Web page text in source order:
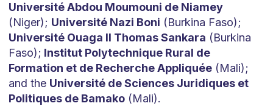
Université Abdou Moumouni de Niamey
(Niger); Université Nazi Boni (Burkina Faso);
Université Ouaga II Thomas Sankara (Burkina
Faso); Institut Polytechnique Rural de
Formation et de Recherche Appliquée(Mali);
and the Université de Sciences Juridiques et
Politiques de Bamako(Mali).